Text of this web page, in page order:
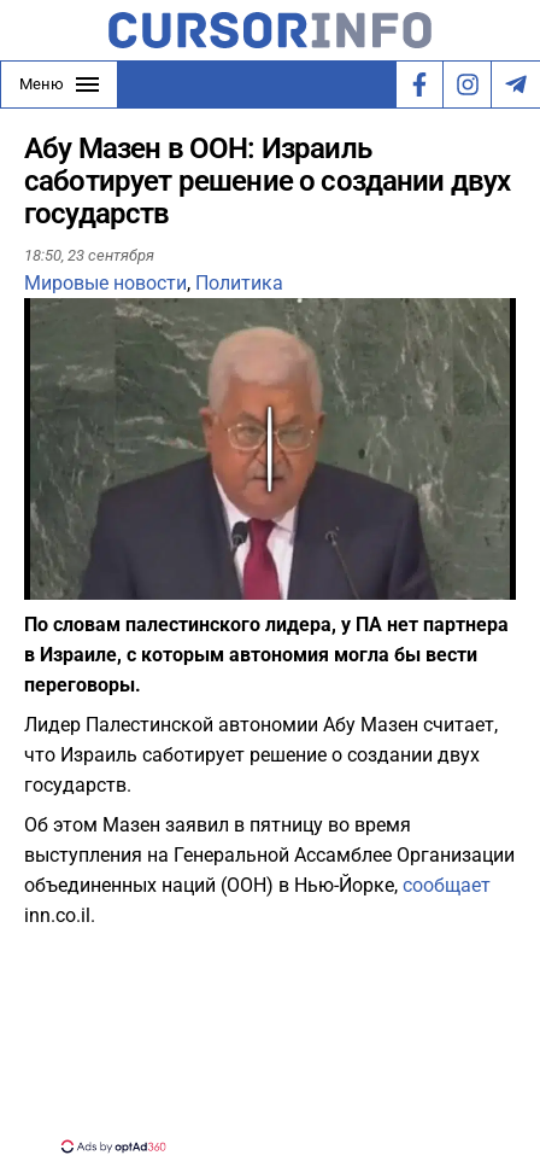
Меню
Абу Мазен в ООН: Израиль
саботирует решение о создании двух
государств
18:50, 23 сентября
Мировые новости, Политика
Play
Фото: скриншот из Youtube
По словам палестинского лидера, у ПА нет партнера
в Израиле, с которым автономия могла бы вести
переговоры.
Лидер Палестинской автономии Абу Мазен считает,
что Израиль саботирует решение о создании двух
государств.
Об этом Мазен заявил в пятницу во время
выступления на Генеральной Ассамблее Организации
объединенных наций (ООН) в Нью-Йорке, сообщает
inn.co.il.